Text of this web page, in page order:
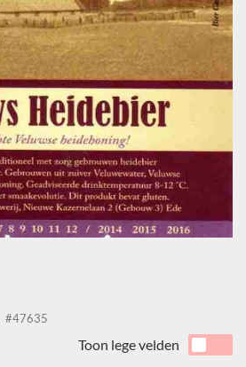
#47635
Toon lege velden